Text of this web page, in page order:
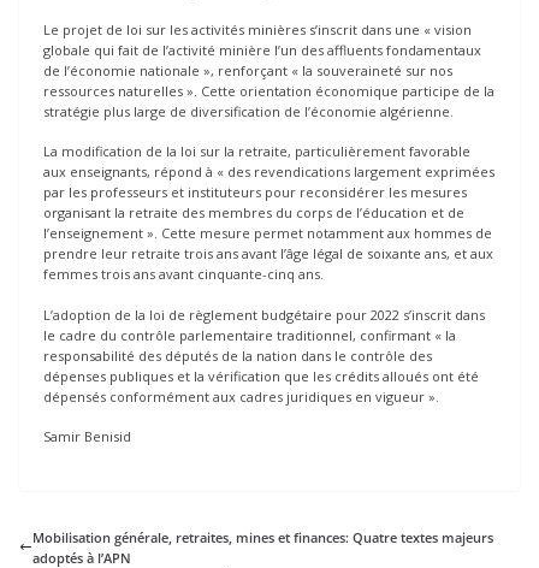
Le projet de loi sur les activités minières s’inscrit dans une « vision
globale qui fait de l’activité minière l’un des affluents fondamentaux
de l’économie nationale », renforçant « la souveraineté sur nos
ressources naturelles ». Cette orientation économique participe de la
stratégie plus large de diversification de l’économie algérienne.
La modification de la loi sur la retraite, particulièrement favorable
aux enseignants, répond à « des revendications largement exprimées
par les professeurs et instituteurs pour reconsidérer les mesures
organisant la retraite des membres du corps de l’éducation et de
l’enseignement ». Cette mesure permet notamment aux hommes de
prendre leur retraite trois ans avant l’âge légal de soixante ans, et aux
femmes trois ans avant cinquante-cinq ans.
L’adoption de la loi de règlement budgétaire pour 2022 s’inscrit dans
le cadre du contrôle parlementaire traditionnel, confirmant « la
responsabilité des députés de la nation dans le contrôle des
dépenses publiques et la vérification que les crédits alloués ont été
dépensés conformément aux cadres juridiques en vigueur ».
Samir Benisid
Mobilisation générale, retraites, mines et finances: Quatre textes majeurs
adoptés à l’APN